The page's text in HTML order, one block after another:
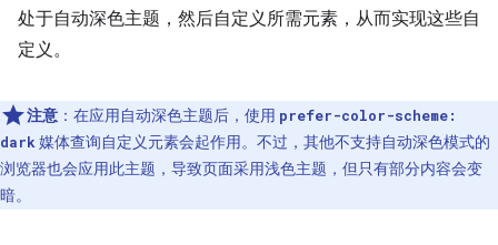
处于自动深色主题，然后自定义所需元素，从而实现这些自
定义。
注意 ：在应用自动深色主题后，使用 prefer-color-scheme:
dark 媒体查询自定义元素会起作用。不过，其他不支持自动深色模式的
浏览器也会应用此主题，导致页面采用浅色主题，但只有部分内容会变
暗。